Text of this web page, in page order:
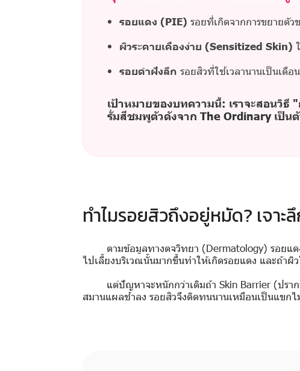
รอยแดง (PIE) รอยที่เกิดจากการขยายตัว
ผิวระคายเคืองง่าย (Sensitized Skin)
รอยดำฝังลึก รอยสิวที่ใช้เวลานานเป็นเดือ
เป้าหมายของบทความนี้: เราจะสอนวิธี
รั่มสีชมพูตัวดังจาก The Ordinary เป็น
ทำไมรอยสิวถึงอยู่หมัด? เจา
ตามข้อมูลทางตจวิทยา (Dermatology) รอยแด
ไปเลี้ยงบริเวณนั้นมากขึ้นทำให้เกิดรอยแดง และถ้า
แต่ปัญหาจะหนักกว่าเดิมถ้า Skin Barrier (ปร
สมานแผลช้าลง รอยสิวจึงติดทนนานเหมือนเป็นแข